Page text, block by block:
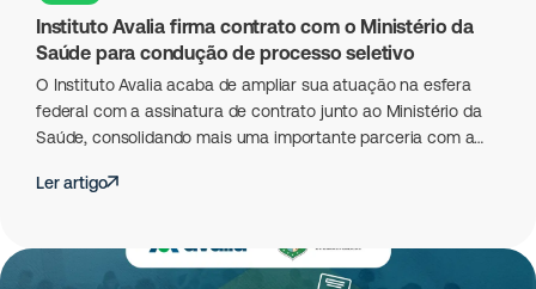
Instituto Avalia firma contrato com o Ministério da
Saúde para condução de processo seletivo
O Instituto Avalia acaba de ampliar sua atuação na esfera
federal com a assinatura de contrato junto ao Ministério da
Saúde, consolidando mais uma importante parceria com a…
Ler artigo